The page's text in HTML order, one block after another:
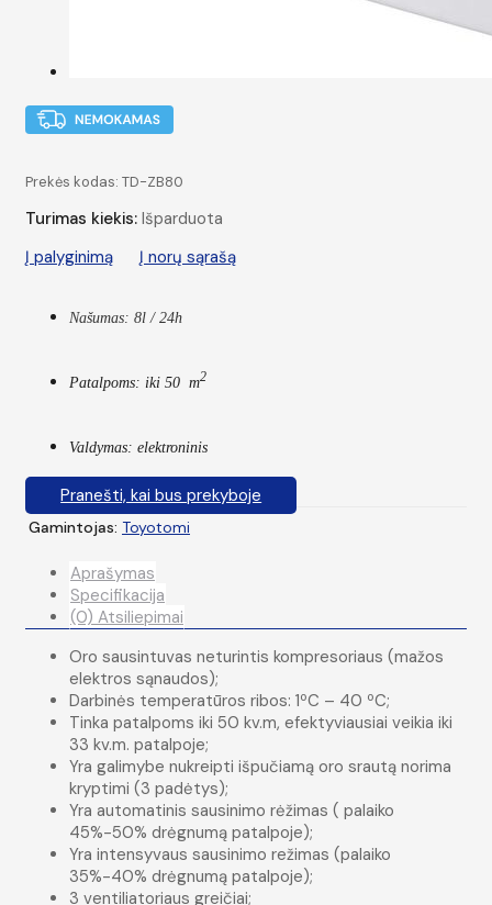
Prekės kodas: TD-ZB80
Turimas kiekis: Išparduota
Į palyginimą
Į norų sąrašą
Našumas: 8l / 24h
Patalpoms: iki 50 m2
Valdymas: elektroninis
Pranešti, kai bus prekyboje
Gamintojas: Toyotomi
Aprašymas
Specifikacija
(0) Atsiliepimai
Oro sausintuvas neturintis kompresoriaus (mažos
elektros sąnaudos);
Darbinės temperatūros ribos: 1ºC – 40 ºC;
Tinka patalpoms iki 50 kv.m, efektyviausiai veikia iki
33 kv.m. patalpoje;
Yra galimybe nukreipti išpučiamą oro srautą norima
kryptimi (3 padėtys);
Yra automatinis sausinimo rėžimas ( palaiko
45%-50% drėgnumą patalpoje);
Yra intensyvaus sausinimo režimas (palaiko
35%-40% drėgnumą patalpoje);
3 ventiliatoriaus greičiai;